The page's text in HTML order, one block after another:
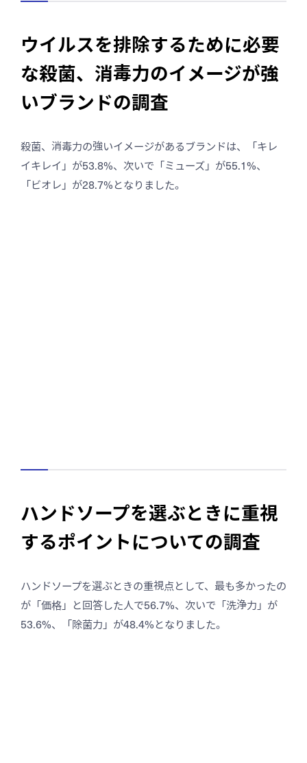
ウイルスを排除するために必要
な殺菌、消毒力のイメージが強
いブランドの調査
殺菌、消毒力の強いイメージがあるブランドは、「キレ
イキレイ」が53.8%、次いで「ミューズ」が55.1%、
「ビオレ」が28.7%となりました。
ハンドソープを選ぶときに重視
するポイントについての調査
ハンドソープを選ぶときの重視点として、最も多かったの
が「価格」と回答した人で56.7%、次いで「洗浄力」が
53.6%、「除菌力」が48.4%となりました。